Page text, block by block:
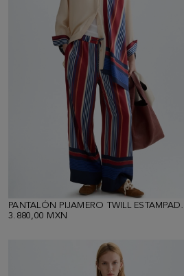
PANTALÓN
3.880,00 MXN